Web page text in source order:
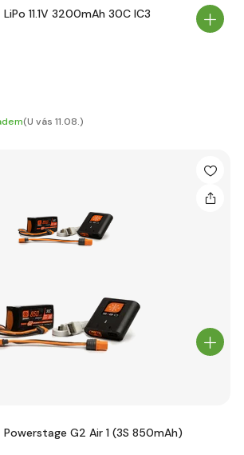
11.1V 3200mAh 30C IC3
(U vás 11.08.)
G2 Air 1 (3S 850mAh)